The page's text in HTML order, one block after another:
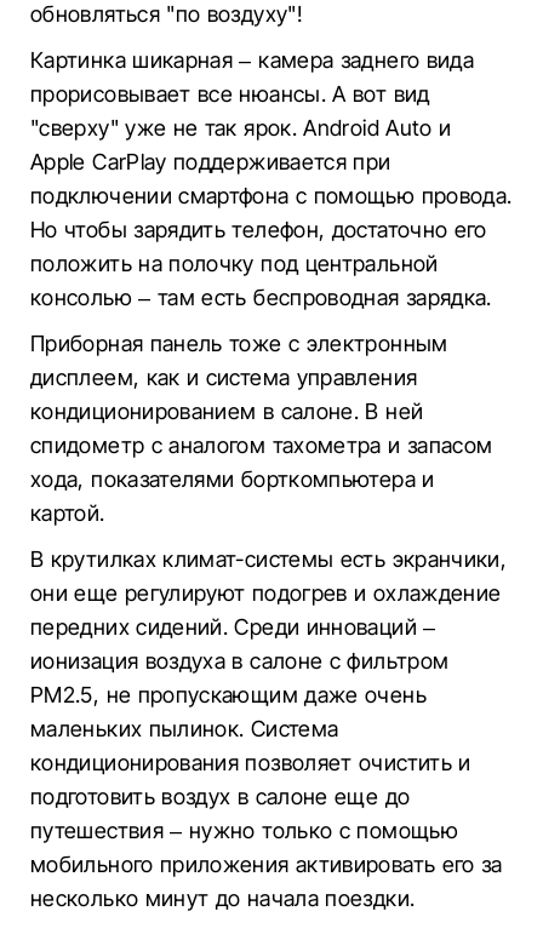
обновляться "по воздуху"!
Картинка шикарная – камера заднего вида
прорисовывает все нюансы. А вот вид
"сверху" уже не так ярок. Android Auto и
Apple CarPlay поддерживается при
подключении смартфона с помощью провода.
Но чтобы зарядить телефон, достаточно его
положить на полочку под центральной
консолью – там есть беспроводная зарядка.
Приборная панель тоже с электронным
дисплеем, как и система управления
кондиционированием в салоне. В ней
спидометр с аналогом тахометра и запасом
хода, показателями борткомпьютера и
картой.
В крутилках климат-системы есть экранчики,
они еще регулируют подогрев и охлаждение
передних сидений. Среди инноваций –
ионизация воздуха в салоне с фильтром
PM2.5, не пропускающим даже очень
маленьких пылинок. Система
кондиционирования позволяет очистить и
подготовить воздух в салоне еще до
путешествия – нужно только с помощью
мобильного приложения активировать его за
несколько минут до начала поездки.